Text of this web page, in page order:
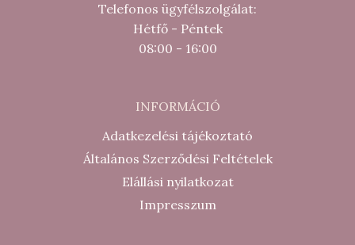
Telefonos ügyfélszolgálat:
Hétfő - Péntek
08:00 - 16:00
INFORMÁCIÓ
Adatkezelési tájékoztató
Általános Szerződési Feltételek
Elállási nyilatkozat
Impresszum